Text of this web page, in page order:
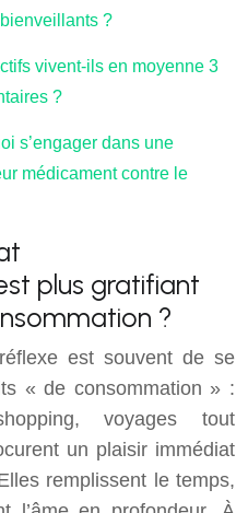
?
vivent-ils en moyenne 3
?
s’engager dans une
médicament contre le
plus gratifiant
?
est souvent de se
« de consommation » :
voyages tout
un plaisir immédiat
remplissent le temps,